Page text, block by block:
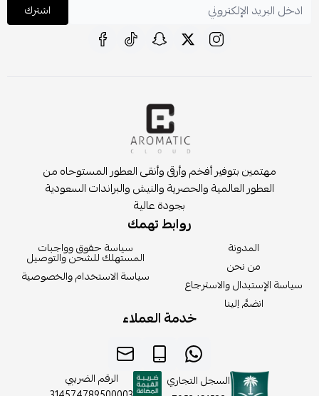
اشترك
مهتمين بتوفير أفخم وأرقى وأنقى العطور المستوحاه من
العطور العالمية والحصرية والنيش والبراندات السعودية
بجودة عالية
روابط تهمك
المدونة
من نحن
سياسة الإستبدال والاسترجاع
انضمَّ إلينا
سياسة حقوق وواجبات
المستهلك للشحن والتوصيل
سياسة الاستخدام والخصوصية
خدمة العملاء
السجل التجاري
الرقم الضريبي